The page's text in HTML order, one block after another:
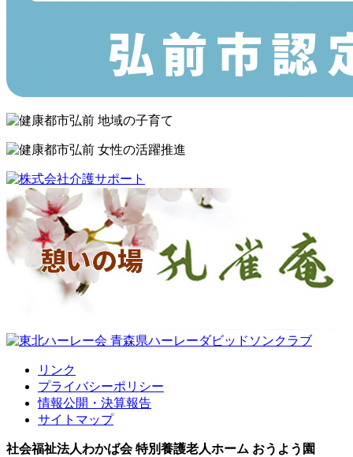
リンク
プライバシーポリシー
情報公開・決算報告
サイトマップ
社会福祉法人わかば会 特別養護老人ホーム おうよう園